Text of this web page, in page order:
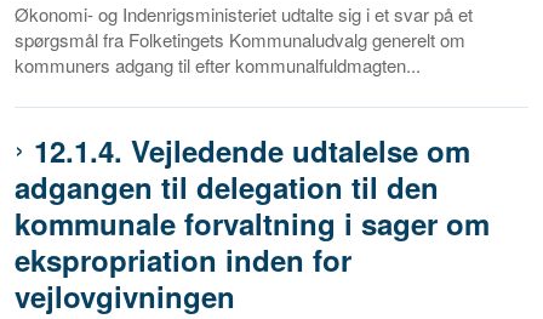
Økonomi- og Indenrigsministeriet udtalte sig i et svar på et
spørgsmål fra Folketingets Kommunaludvalg generelt om
kommuners adgang til efter kommunalfuldmagten...
12.1.4. Vejledende udtalelse om
adgangen til delegation til den
kommunale forvaltning i sager om
ekspropriation inden for
vejlovgivningen